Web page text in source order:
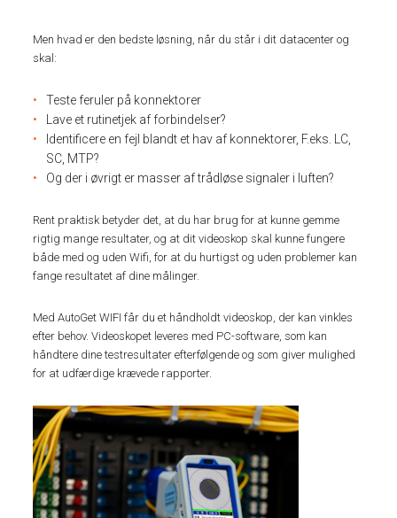
Men hvad er den bedste løsning, når du står i dit datacenter og
skal:
Teste feruler på konnektorer
Lave et rutinetjek af forbindelser?
Identificere en fejl blandt et hav af konnektorer, F.eks. LC,
SC, MTP?
Og der i øvrigt er masser af trådløse signaler i luften?
Rent praktisk betyder det, at du har brug for at kunne gemme
rigtig mange resultater, og at dit videoskop skal kunne fungere
både med og uden Wifi, for at du hurtigst og uden problemer kan
fange resultatet af dine målinger.
Med AutoGet WIFI får du et håndholdt videoskop, der kan vinkles
efter behov. Videoskopet leveres med PC-software, som kan
håndtere dine testresultater efterfølgende og som giver mulighed
for at udfærdige krævede rapporter.